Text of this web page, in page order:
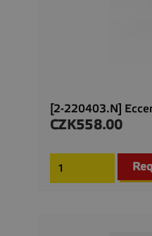
[2-220403.N]
Price
CZK558.00